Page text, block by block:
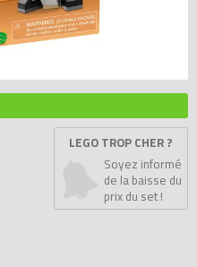
LEGO TROP CHER ?
Soyez informé
de la baisse du
prix du set !